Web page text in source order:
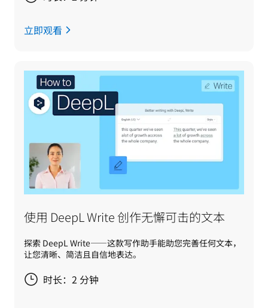
立即观看
使用 DeepL Write 创作无懈可击的文本
探索 DeepL Write——这款写作助手能助您完善任何文本，
让您清晰、简洁且自信地表达。
时长：2 分钟